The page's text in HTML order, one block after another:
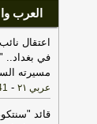
العرب
اعتقال
في بغداد..
مسيرته
عربي ٢١ -
قائد